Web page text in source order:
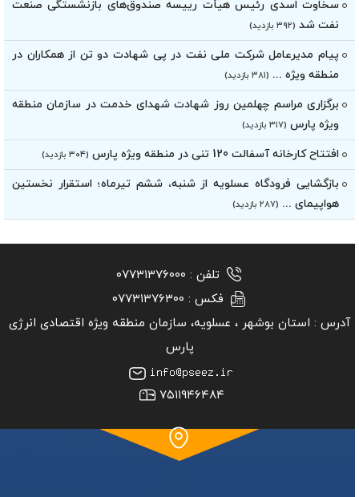
سخاوت اسدی رئیس هیأت‌ رییسه صندوق‌های بازنشستگی صنعت
نفت شد (۳۹۲ بازدید)
پیام مدیرعامل شرکت ملی نفت در پی شهادت دو تن از همکاران در
منطقه ویژه ...
برگزاری مراسم چهلمین روز شهادت شهدای خدمت در سازمان منطقه
ویژه پارس (۳۱۷ بازدید)
افتتاح کارخانه آسفالت 120 تنی در منطقه ویژه پارس (۳۰۴ بازدید)
بازگشایی فرودگاه عسلویه از شنبه، ششم تیرماه؛ استقرار نخستین
هواپیمای ...
تلفن : ۰۷۷۳۱۳۷۶۰۰۰
فکس : ۰۷۷۳۱۳۷۶۳۰۰
آدرس : استان بوشهر ‏، عسلویه، سازمان منطقه ویژه اقتصادی انرژی
پارس
۷۵۱۱۹۴۶۴۸۴